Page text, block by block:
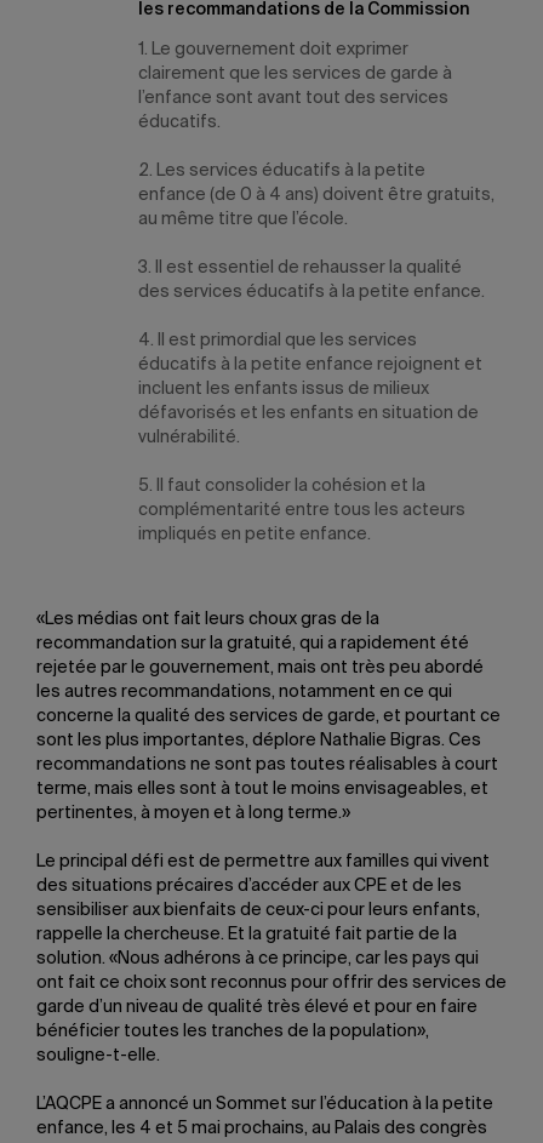
les recommandations de la Commission
1. Le gouvernement doit exprimer
clairement que les services de garde à
l’enfance sont avant tout des services
éducatifs.
2. Les services éducatifs à la petite
enfance (de 0 à 4 ans) doivent être gratuits,
au même titre que l’école.
3. Il est essentiel de rehausser la qualité
des services éducatifs à la petite enfance.
4. Il est primordial que les services
éducatifs à la petite enfance rejoignent et
incluent les enfants issus de milieux
défavorisés et les enfants en situation de
vulnérabilité.
5. Il faut consolider la cohésion et la
complémentarité entre tous les acteurs
impliqués en petite enfance.
«Les médias ont fait leurs choux gras de la
recommandation sur la gratuité, qui a rapidement été
rejetée par le gouvernement, mais ont très peu abordé
les autres recommandations, notamment en ce qui
concerne la qualité des services de garde, et pourtant ce
sont les plus importantes, déplore Nathalie Bigras. Ces
recommandations ne sont pas toutes réalisables à court
terme, mais elles sont à tout le moins envisageables, et
pertinentes, à moyen et à long terme.»
Le principal défi est de permettre aux familles qui vivent
des situations précaires d’accéder aux CPE et de les
sensibiliser aux bienfaits de ceux-ci pour leurs enfants,
rappelle la chercheuse. Et la gratuité fait partie de la
solution. «Nous adhérons à ce principe, car les pays qui
ont fait ce choix sont reconnus pour offrir des services de
garde d’un niveau de qualité très élevé et pour en faire
bénéficier toutes les tranches de la population»,
souligne-t-elle.
L’AQCPE a annoncé un Sommet sur l’éducation à la petite
enfance, les 4 et 5 mai prochains, au Palais des congrès